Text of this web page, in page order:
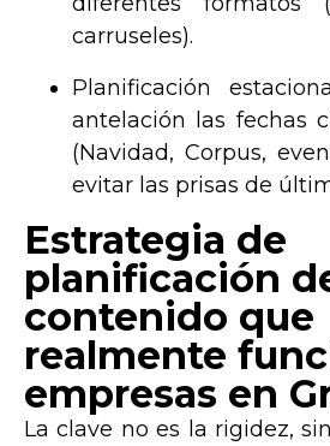
carruseles).
Planificación
antelación las fechas
(Navidad, Corpus,
evitar las prisas de
Estrategia de
planificación
contenido que
realmente
empresas en
La clave no es la rigidez,